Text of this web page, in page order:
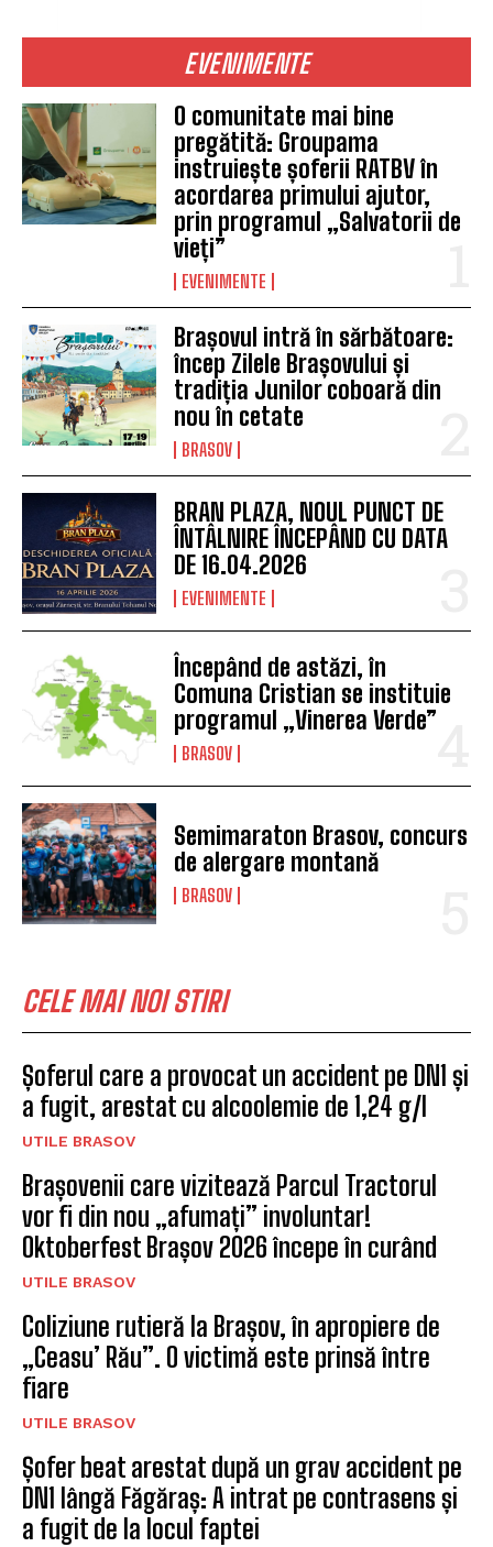
EVENIMENTE
O comunitate mai bine
pregătită: Groupama
instruiește șoferii RATBV în
acordarea primului ajutor,
prin programul „Salvatorii de
vieți”
EVENIMENTE
Brașovul intră în sărbătoare:
încep Zilele Brașovului și
tradiția Junilor coboară din
nou în cetate
BRASOV
BRAN PLAZA, NOUL PUNCT DE
ÎNTÂLNIRE ÎNCEPÂND CU DATA
DE 16.04.2026
EVENIMENTE
Începând de astăzi, în
Comuna Cristian se instituie
programul „Vinerea Verde”
BRASOV
Semimaraton Brasov, concurs
de alergare montană
BRASOV
CELE MAI NOI STIRI
Șoferul care a provocat un accident pe DN1 și
a fugit, arestat cu alcoolemie de 1,24 g/l
UTILE BRASOV
Brașovenii care vizitează Parcul Tractorul
vor fi din nou „afumați” involuntar!
Oktoberfest Brașov 2026 începe în curând
UTILE BRASOV
Coliziune rutieră la Brașov, în apropiere de
„Ceasu’ Rău”. O victimă este prinsă între
fiare
UTILE BRASOV
Șofer beat arestat după un grav accident pe
DN1 lângă Făgăraș: A intrat pe contrasens și
a fugit de la locul faptei